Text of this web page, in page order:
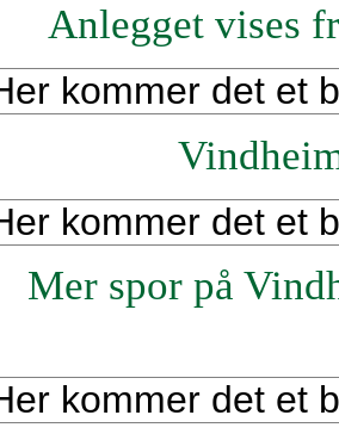
Anlegget vises
Mer spor på